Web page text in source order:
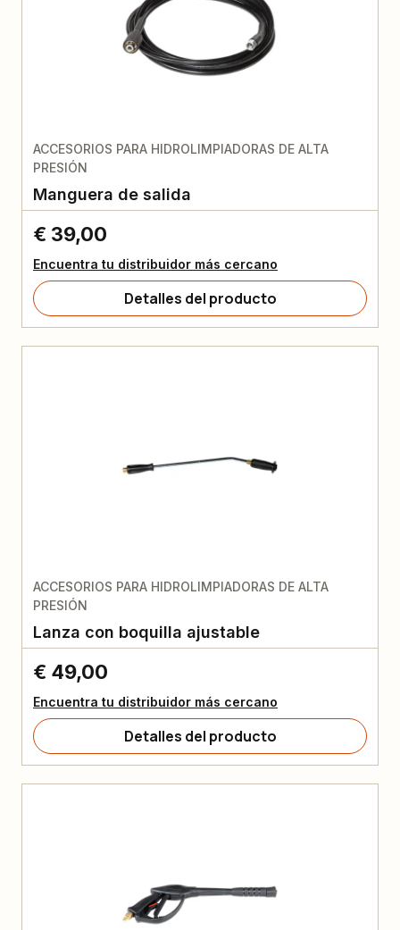
ACCESORIOS PARA HIDROLIMPIADORAS DE ALTA
PRESIÓN
Manguera de salida
€ 39,00
Encuentra tu distribuidor más cercano
Detalles del producto
ACCESORIOS PARA HIDROLIMPIADORAS DE ALTA
PRESIÓN
Lanza con boquilla ajustable
€ 49,00
Encuentra tu distribuidor más cercano
Detalles del producto